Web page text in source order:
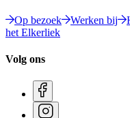
Op bezoek Werken bij
het Elkerliek
Volg ons